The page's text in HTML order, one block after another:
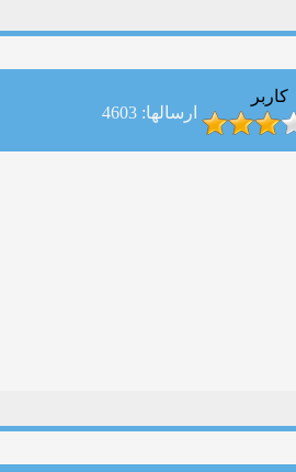
کاربر
ارسالها: 4603